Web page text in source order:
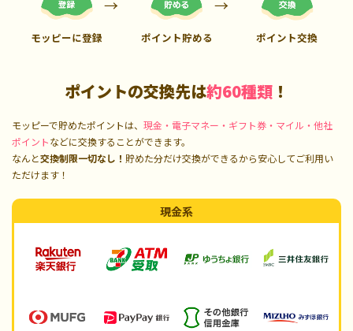
モッピーに登録 ポイント貯める ポイント交換
ポイントの交換先は約60種類 ！
モッピーで貯めたポイントは、 現金・電子マネー・ギフト券・マイル・他社
ポイントなどに交換することができます。
なんと交換制限一切なし！ 貯めた分だけ交換ができるから安心してご利用い
ただけます！
現金系